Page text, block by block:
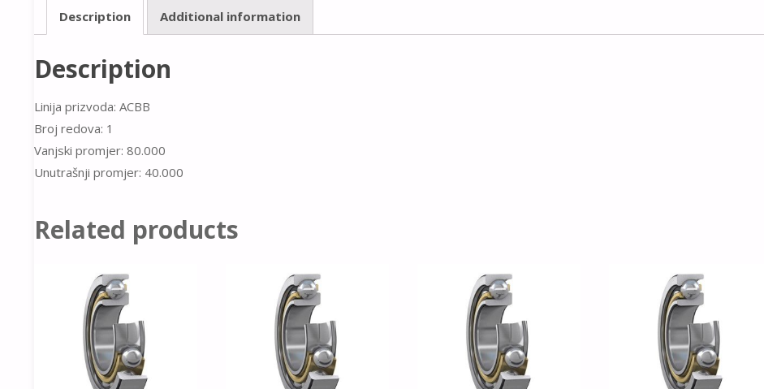
Description Additional information
Description
Linija prizvoda: ACBB
Broj redova: 1
Vanjski promjer: 80.000
Unutrašnji promjer: 40.000
Related products